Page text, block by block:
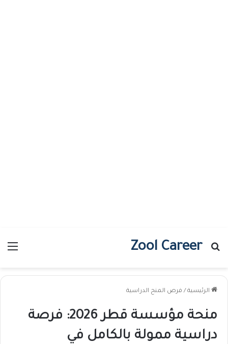
Zool Career
بحث عن
الرئيسية / فرص المنح الدراسية
منحة مؤسسة قطر 2026: فرصة
دراسية ممولة بالكامل في